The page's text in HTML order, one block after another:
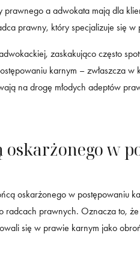
a adwokata mają dla
prawny, który specjalizuje się w
zaskakująco często
karnym – zwłaszcza
na drogę młodych adeptów
oskarżonego w
oskarżonego w postępowaniu
radcach prawnych. Oznacza to,
się w prawie karnym jako